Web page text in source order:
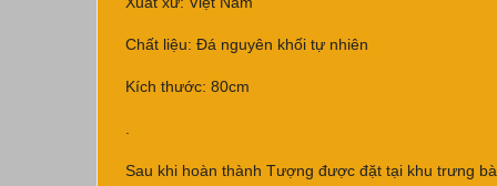
Chất liệu: Đá nguyên khối tự nhiên
Kích thước: 80cm
Sau khi hoàn thành Tượng được đặt tại khu trưng